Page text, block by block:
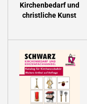
Kirchenbedarf und
christliche Kunst